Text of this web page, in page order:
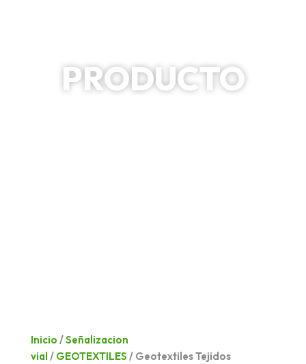
PRODUCTO
Inicio /Señalizacion
vial / GEOTEXTILES / Geotextiles Tejidos